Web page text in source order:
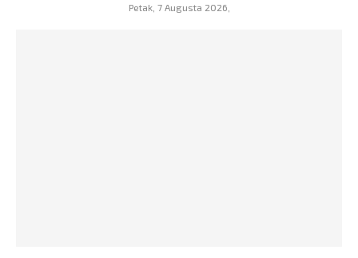
Petak, 7 Augusta 2026,